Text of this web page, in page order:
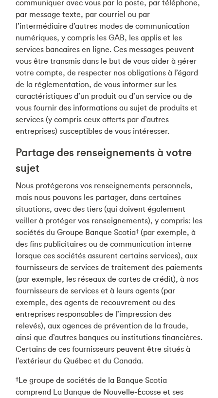
communiquer avec vous par la poste, par téléphone,
par message texte, par courriel ou par
l’intermédiaire d’autres modes de communication
numériques, y compris les GAB, les applis et les
services bancaires en ligne. Ces messages peuvent
vous être transmis dans le but de vous aider à gérer
votre compte, de respecter nos obligations à l’égard
de la réglementation, de vous informer sur les
caractéristiques d’un produit ou d’un service ou de
vous fournir des informations au sujet de produits et
services (y compris ceux offerts par d’autres
entreprises) susceptibles de vous intéresser.
Partage des renseignements à votre
sujet
Nous protégerons vos renseignements personnels,
mais nous pouvons les partager, dans certaines
situations, avec des tiers (qui doivent également
veiller à protéger vos renseignements), y compris: les
sociétés du Groupe Banque Scotia† (par exemple, à
des fins publicitaires ou de communication interne
lorsque ces sociétés assurent certains services), aux
fournisseurs de services de traitement des paiements
(par exemple, les réseaux de cartes de crédit), à nos
fournisseurs de services et à leurs agents (par
exemple, des agents de recouvrement ou des
entreprises responsables de l’impression des
relevés), aux agences de prévention de la fraude,
ainsi que d’autres banques ou institutions financières.
Certains de ces fournisseurs peuvent être situés à
l’extérieur du Québec et du Canada.
†Le groupe de sociétés de la Banque Scotia
comprend La Banque de Nouvelle-Écosse et ses